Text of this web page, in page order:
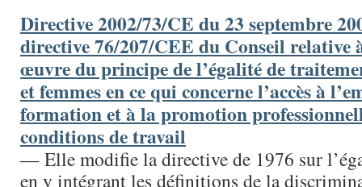
Directive 2002/73/CE du 23 septembre
directive 76/207/CEE du Conseil relative
œuvre du principe de l’égalité de
et femmes en ce qui concerne l’accès à
formation et à la promotion
conditions de travail
— Elle modifie la directive de 1976 sur
en y intégrant les définitions de la